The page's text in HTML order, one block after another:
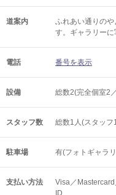
道案内
ふれあい通りの
す。ギャラリーに
電話 番号を表示
設備 総数2(完全個室2
スタッフ数 総数1人(スタッフ
駐車場 有(フォトギャラ
支払い方法
Visa／
ID